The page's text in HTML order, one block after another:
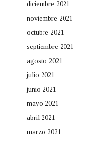
diciembre 2021
noviembre 2021
octubre 2021
septiembre 2021
agosto 2021
julio 2021
junio 2021
mayo 2021
abril 2021
marzo 2021